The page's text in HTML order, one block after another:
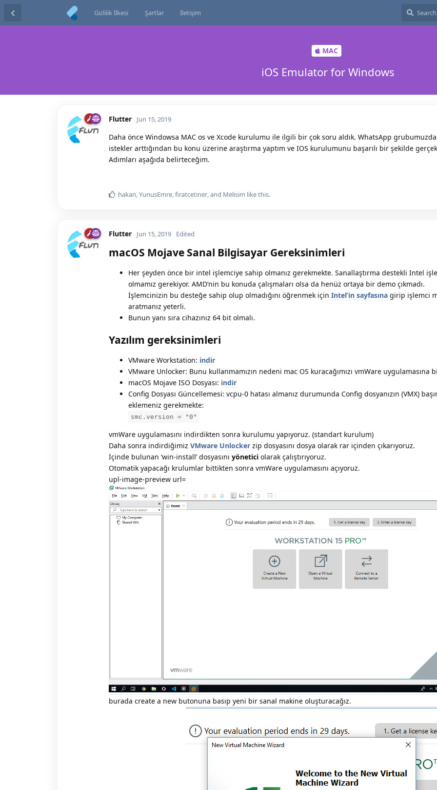
Gizlilik İlkesi Şartlar İletişim
MAC
iOS Emulator for Windows
Flutter Jun 15, 2019
Daha önce Windowsa MAC os ve Xcode kurulumu ile ilgili bir çok soru aldık. WhatsApp
istekler arttığından bu konu üzerine araştırma yaptım ve IOS kurulumunu başarılı bir şekilde
Adımları aşağıda belirteceğim.
hakan,YunusEmre,firatcetiner, and Melisim like this.
Flutter Jun 15, 2019 Edited
macOS Mojave Sanal Bilgisayar Gereksinimleri
Her şeyden önce bir intel işlemciye sahip olmanız gerekmekte. Sanallaştırma destekli Intel
olmamız gerekiyor. AMD’nin bu konuda çalışmaları olsa da henüz ortaya bir demo çıkmadı.
İşlemcinizin bu desteğe sahip olup olmadığını öğrenmek için Intel’in sayfasına girip işlemci
aratmanız yeterli.
Bunun yanı sıra cihazınız 64 bit olmalı.
Yazılım gereksinimleri
VMware Workstation: indir
VMware Unlocker: Bunu kullanmamızın nedeni mac OS kuracağımızı vmWare uygulamasına
macOS Mojave ISO Dosyası: indir
Config Dosyası Güncellemesi: vcpu-0 hatası almanız durumunda Config dosyanızın (VMX)
eklemeniz gerekmekte:
smc.version = "0"
vmWare uygulamasını indirdikten sonra kurulumu yapıyoruz. (standart kurulum)
Daha sonra indirdiğimiz VMware Unlocker zip dosyasını dosya olarak rar içinden çıkarıyoruz.
İçinde bulunan ‘win-install’ dosyasını yönetici olarak çalıştırıyoruz.
Otomatik yapacağı krulumlar bittikten sonra vmWare uygulamasını açıyoruz.
upl-image-preview url=
burada create a new butonuna basıp yeni bir sanal makine oluşturacağız.